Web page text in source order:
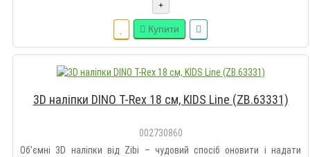
+
Купити
3D наліпки DINO T-Rex 18 см, KIDS Line (ZB.63331)
002730860
Об’ємні 3D наліпки від Zibi – чудовий спосіб оновити і надати